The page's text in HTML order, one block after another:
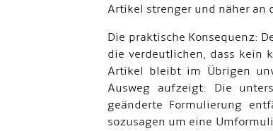
Artikel strenger und näher an
Die praktische Konsequenz:
die verdeutlichen, dass kein
Artikel bleibt im Übrigen
Ausweg aufzeigt: Die
geänderte Formulierung
sozusagen um eine